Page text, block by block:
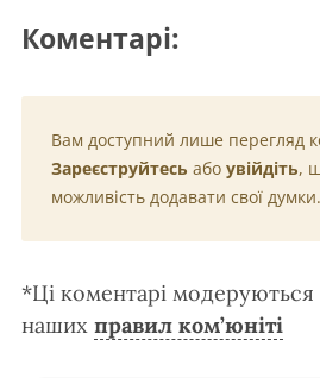
Коментарі:
Вам доступний лише перегляд
Зареєструйтесь або увійдіть,
можливість додавати свої думки.
*Ці коментарі модеруються
наших правил ком’юніті